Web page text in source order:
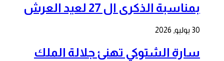
بمناسبة الذكرى ال 27 لعيد العرش
30 يوليو, 2026
سارة الشتوكي تهنئ جلالة الملك